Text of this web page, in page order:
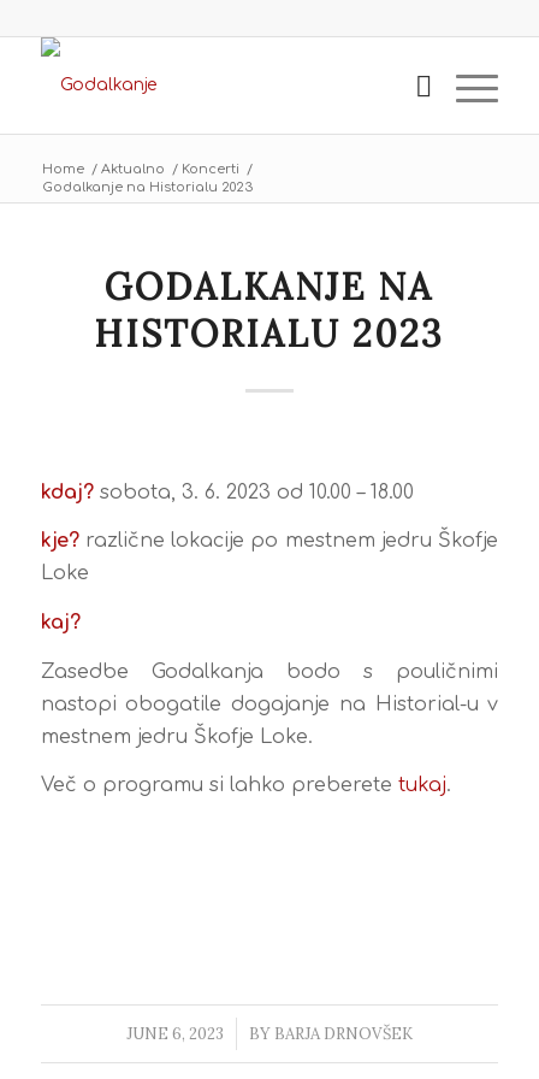
Home / Aktualno / Koncerti
/
Godalkanje na Historialu 2023
GODALKANJE NA
HISTORIALU 2023
kdaj?sobota, 3. 6. 2023 od 10.00 – 18.00
kje?različne lokacije po mestnem jedru Škofje
Loke
kaj?
Zasedbe Godalkanja bodo s pouličnimi
nastopi obogatile dogajanje na Historial-u v
mestnem jedru Škofje Loke.
Več o programu si lahko preberete tukaj.
JUNE 6, 2023
/ BY BARJA DRNOVŠEK